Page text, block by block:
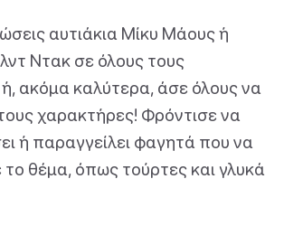
αυτιάκια Μίκυ Μάους ή
Ντακ σε όλους τους
ακόμα καλύτερα, άσε όλους να
χαρακτήρες! Φρόντισε να
ή παραγγείλει φαγητά που να
το θέμα, όπως τούρτες και γλυκά